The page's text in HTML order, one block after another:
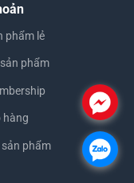
phẩm lẻ
phẩm
hàng
sản phẩm
.
.